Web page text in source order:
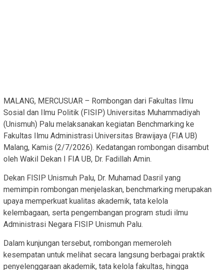
MALANG, MERCUSUAR – Rombongan dari Fakultas Ilmu
Sosial dan Ilmu Politik (FISIP) Universitas Muhammadiyah
(Unismuh) Palu melaksanakan kegiatan Benchmarking ke
Fakultas Ilmu Administrasi Universitas Brawijaya (FIA UB)
Malang, Kamis (2/7/2026). Kedatangan rombongan disambut
oleh Wakil Dekan I FIA UB, Dr. Fadillah Amin.
Dekan FISIP Unismuh Palu, Dr. Muhamad Dasril yang
memimpin rombongan menjelaskan, benchmarking merupakan
upaya memperkuat kualitas akademik, tata kelola
kelembagaan, serta pengembangan program studi ilmu
Administrasi Negara FISIP Unismuh Palu.
Dalam kunjungan tersebut, rombongan memeroleh
kesempatan untuk melihat secara langsung berbagai praktik
penyelenggaraan akademik, tata kelola fakultas, hingga